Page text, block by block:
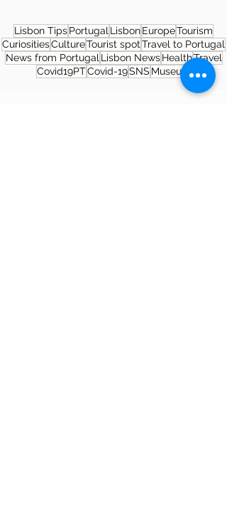
Lisbon TipsPortugal LisbonEuropeTourism
CuriositiesCultureTourist spotTravel to Portugal
News from Portugal Lisbon News HealthTravel
Covid19PTCovid-19SNS Museum